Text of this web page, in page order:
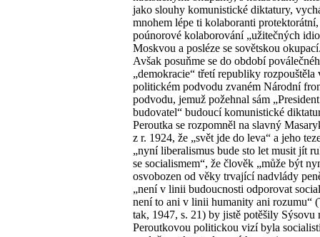
jako slouhy komunistické diktatury,
mnohem lépe ti kolaboranti
poúnorové kolaborování „užitečných
Moskvou a posléze se sovětskou
Avšak posuňme se do období
„demokracie“ třetí republiky rozpouštěla
politickém podvodu zvaném Národní
podvodu, jemuž požehnal sám „President
budovatel“ budoucí komunistické
Peroutka se rozpomněl na slavný
z r. 1924, že „svět jde do leva“ a jeho
„nyní liberalismus bude sto let musit jít
se socialismem“, že člověk „může být
osvobozen od věky trvající nadvlády
„není v linii budoucnosti odporovat
není to ani v linii humanity ani rozumu“
tak, 1947, s. 21) by jistě potěšily Sýsovu
Peroutkovou politickou vizí byla